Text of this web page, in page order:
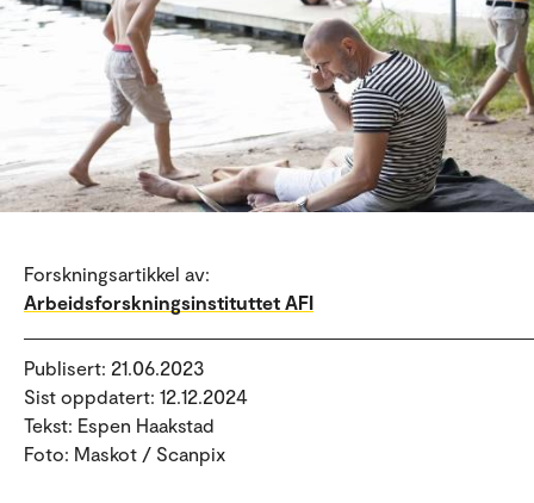
Forskningsartikkel av:
Arbeidsforskningsinstituttet AFI
Publisert: 21.06.2023
Sist oppdatert: 12.12.2024
Tekst: Espen Haakstad
Foto: Maskot / Scanpix